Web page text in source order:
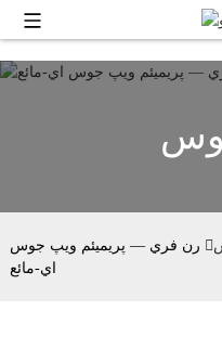
رن فري — پريميئم ويپ جوس
اي-مائع